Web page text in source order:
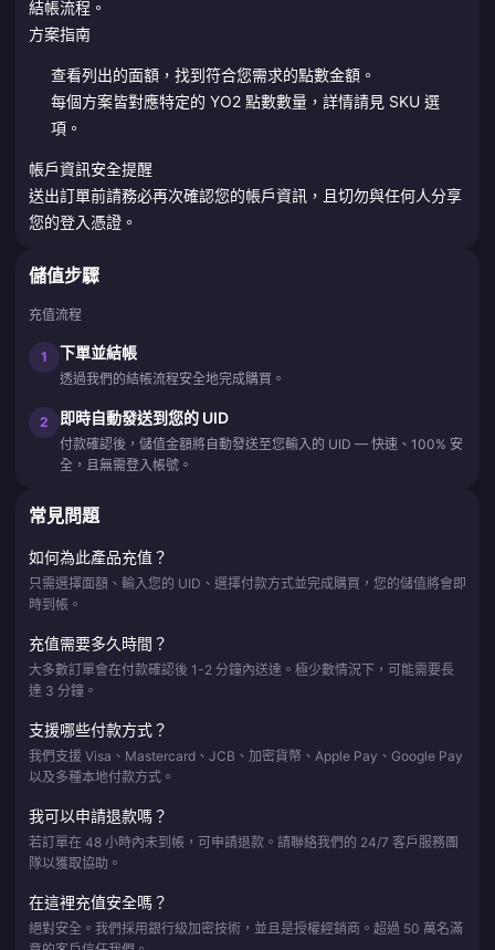
結帳流程。
方案指南
查看列出的面額，找到符合您需求的點數金額。
每個方案皆對應特定的 YO2 點數數量，詳情請見 SKU 選
項。
帳戶資訊安全提醒
送出訂單前請務必再次確認您的帳戶資訊，且切勿與任何人分享
您的登入憑證。
儲值步驟
充值流程
1 下單並結帳
透過我們的結帳流程安全地完成購買。
2 即時自動發送到您的 UID
付款確認後，儲值金額將自動發送至您輸入的 UID — 快速、100% 安
全，且無需登入帳號。
常見問題
如何為此產品充值？
只需選擇面額、輸入您的 UID、選擇付款方式並完成購買，您的儲值將會即
時到帳。
充值需要多久時間？
大多數訂單會在付款確認後 1-2 分鐘內送達。極少數情況下，可能需要長
達 3 分鐘。
支援哪些付款方式？
我們支援 Visa、Mastercard、JCB、加密貨幣、Apple Pay、Google Pay
以及多種本地付款方式。
我可以申請退款嗎？
若訂單在 48 小時內未到帳，可申請退款。請聯絡我們的 24/7 客戶服務團
隊以獲取協助。
在這裡充值安全嗎？
絕對安全。我們採用銀行級加密技術，並且是授權經銷商。超過 50 萬名滿